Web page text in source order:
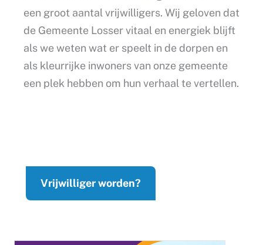
een groot aantal vrijwilligers. Wij geloven dat
de Gemeente Losser vitaal en energiek blijft
als we weten wat er speelt in de dorpen en
als kleurrijke inwoners van onze gemeente
een plek hebben om hun verhaal te vertellen.
Vrijwilliger worden?